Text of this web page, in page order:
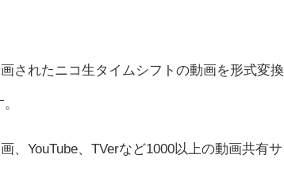
されたニコ生タイムシフトの動画を形式変換
、YouTube、TVerなど1000以上の動画共有サ